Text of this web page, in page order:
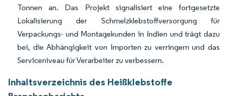
Tonnen an. Das Projekt signalisiert eine fortgesetzte
Lokalisierung der Schmelzklebstoffversorgung für
Verpackungs- und Montagekunden in Indien und trägt dazu
bei, die Abhängigkeit von Importen zu verringern und das
Serviceniveau für Verarbeiter zu verbessern.
Inhaltsverzeichnis des Heißklebstoffe